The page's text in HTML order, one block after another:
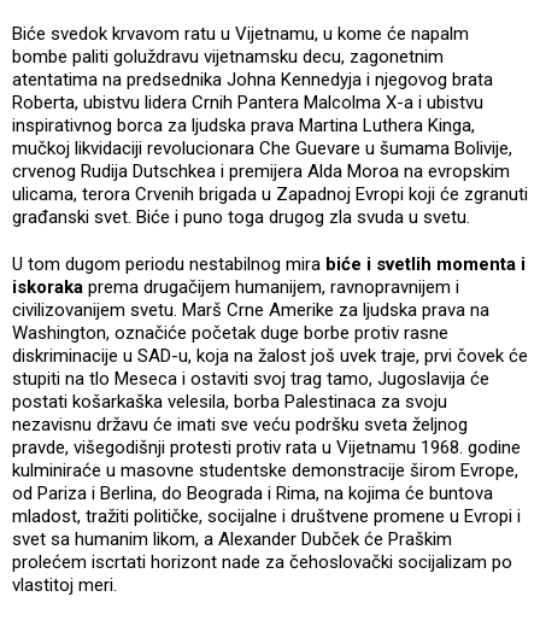
Biće svedok krvavom ratu u Vijetnamu, u kome će napalm
bombe paliti goluždravu vijetnamsku decu, zagonetnim
atentatima na predsednika Johna Kennedyja i njegovog brata
Roberta, ubistvu lidera Crnih Pantera Malcolma X-a i ubistvu
inspirativnog borca za ljudska prava Martina Luthera Kinga,
mučkoj likvidaciji revolucionara Che Guevare u šumama Bolivije,
crvenog Rudija Dutschkea i premijera Alda Moroa na evropskim
ulicama, terora Crvenih brigada u Zapadnoj Evropi koji će zgranuti
građanski svet. Biće i puno toga drugog zla svuda u svetu.
U tom dugom periodu nestabilnog mira biće i svetlih momenta i
iskoraka prema drugačijem humanijem, ravnopravnijem i
civilizovanijem svetu. Marš Crne Amerike za ljudska prava na
Washington, označiće početak duge borbe protiv rasne
diskriminacije u SAD-u, koja na žalost još uvek traje, prvi čovek će
stupiti na tlo Meseca i ostaviti svoj trag tamo, Jugoslavija će
postati košarkaška velesila, borba Palestinaca za svoju
nezavisnu državu će imati sve veću podršku sveta željnog
pravde, višegodišnji protesti protiv rata u Vijetnamu 1968. godine
kulminiraće u masovne studentske demonstracije širom Evrope,
od Pariza i Berlina, do Beograda i Rima, na kojima će buntova
mladost, tražiti političke, socijalne i društvene promene u Evropi i
svet sa humanim likom, a Alexander Dubček će Praškim
prolećem iscrtati horizont nade za čehoslovački socijalizam po
vlastitoj meri.